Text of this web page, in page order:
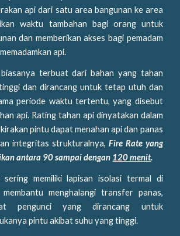
api dari satu area bangunan ke area
waktu tambahan bagi orang untuk
dan memberikan akses bagi pemadam
memadamkan api.
terbuat dari bahan yang tahan
dan dirancang untuk tetap utuh dan
periode waktu tertentu, yang disebut
api. Rating tahan api dinyatakan dalam
pintu dapat menahan api dan panas
integritas strukturalnya, Fire Rate yang
antara 90 sampai dengan 120 menit.
memiliki lapisan isolasi termal di
menghalangi transfer panas,
pengunci yang dirancang untuk
pintu akibat suhu yang tinggi.